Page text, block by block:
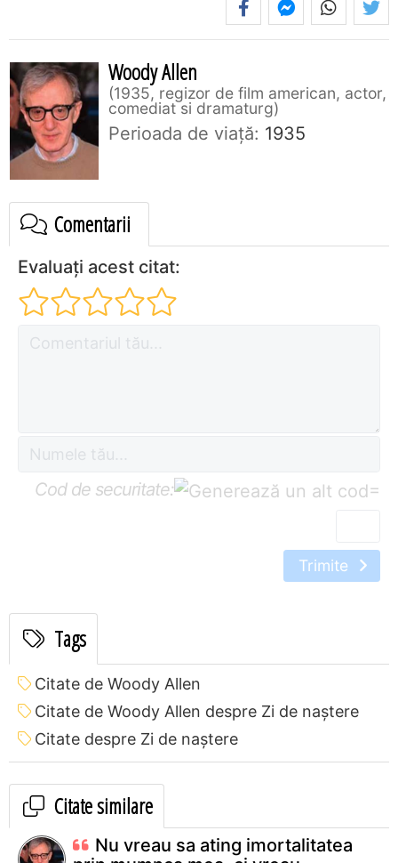
Woody Allen
1935, regizor de film american, actor,
comediat si dramaturg
Perioada de viaţă: 1935
Comentarii
Evaluați acest citat:
Cod de securitate: =
Trimite
Tags
Citate de Woody Allen
Citate de Woody Allen despre Zi de naștere
Citate despre Zi de naștere
Citate similare
Nu vreau sa ating imortalitatea